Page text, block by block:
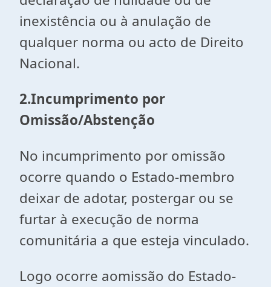
inexistência ou à anulação de
qualquer norma ou acto de Direito
Nacional.
2.Incumprimento por
Omissão/Abstenção
No incumprimento por omissão
ocorre quando o Estado-membro
deixar de adotar, postergar ou se
furtar à execução de norma
comunitária a que esteja vinculado.
Logo ocorre aomissão do Estado-